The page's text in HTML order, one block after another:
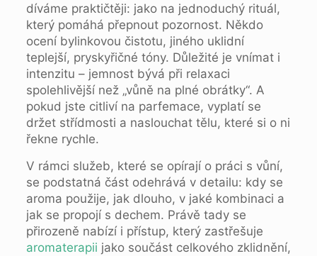
díváme praktičtěji: jako na jednoduchý rituál,
který pomáhá přepnout pozornost. Někdo
ocení bylinkovou čistotu, jiného uklidní
teplejší, pryskyřičné tóny. Důležité je vnímat i
intenzitu – jemnost bývá při relaxaci
spolehlivější než „vůně na plné obrátky“. A
pokud jste citliví na parfemace, vyplatí se
držet střídmosti a naslouchat tělu, které si o ni
řekne rychle.
V rámci služeb, které se opírají o práci s vůní,
se podstatná část odehrává v detailu: kdy se
aroma použije, jak dlouho, v jaké kombinaci a
jak se propojí s dechem. Právě tady se
přirozeně nabízí i přístup, který zastřešuje
aromaterapii jako součást celkového zklidnění,